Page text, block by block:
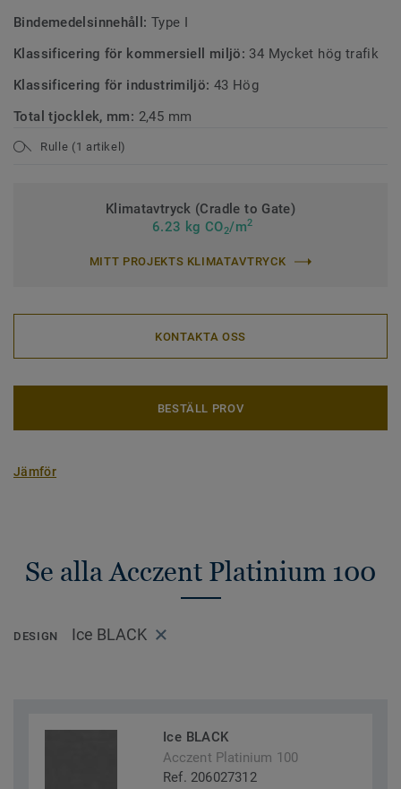
Bindemedelsinnehåll: Type I
Klassificering för kommersiell miljö: 34 Mycket hög trafik
Klassificering för industrimiljö: 43 Hög
Total tjocklek, mm: 2,45 mm
Rulle (1 artikel)
Klimatavtryck (Cradle to Gate)
6.23 kg CO2/m2
MITT PROJEKTS KLIMATAVTRYCK
KONTAKTA OSS
BESTÄLL PROV
Jämför
Se alla Acczent Platinium 100
DESIGN Ice BLACK
Ice BLACK
Acczent Platinium 100
Ref. 206027312